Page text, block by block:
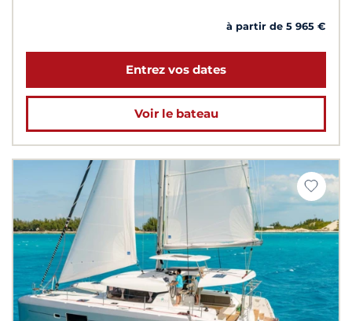
à partir de 5 965 €
Entrez vos dates
Voir le bateau